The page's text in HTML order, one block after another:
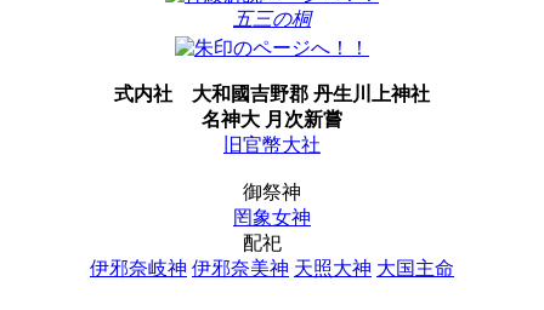
五三の桐
式内社
大和國吉野郡 丹生川上神社
名神大 月次新嘗
旧官幣大社
御祭神
罔象女神
配祀
伊邪奈岐神 伊邪奈美神 天照大神 大国主命